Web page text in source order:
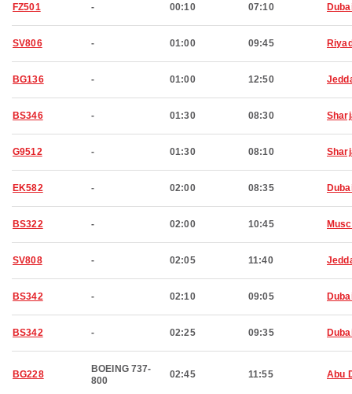
FZ501 - 00:10 07:10
SV806 - 01:00 09:45
BG136 - 01:00 12:50
BS346 - 01:30 08:30
G9512 - 01:30 08:10
EK582 - 02:00 08:35
BS322 - 02:00 10:45
SV808 - 02:05 11:40
BS342 - 02:10 09:05
BS342 - 02:25 09:35
BG228
BOEING 737-
800
02:45 11:55 Abu